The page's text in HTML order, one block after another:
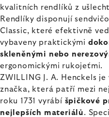
kvalitních rendlíků z
Rendlíky disponují
Classic, které efektivně
vybaveny praktickými
skleněnými nebo
ergonomickými rukojeťmi.
ZWILLING J. A. Henckels
značka, která patří mezi
roku 1731 vyrábí špičkové
nejlepších materiálů.